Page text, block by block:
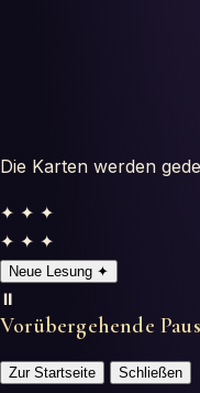
Die Karten werden
✦ ✦ ✦
✦ ✦ ✦
Neue Lesung ✦
⏸️
Vorübergehende
Zur Startseite Schließen